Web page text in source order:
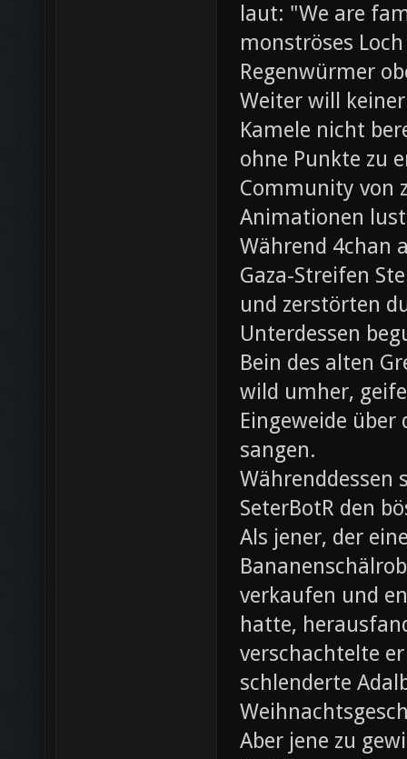
laut: "We are
monströses
Regenwürmer
Weiter will
Kamele nicht
ohne Punkte zu
Community von
Animationen
Während 4chan
Gaza-Streifen
und zerstörten
Unterdessen
Bein des alten
wild umher,
Eingeweide
sangen.
Währenddessen
SeterBotR den
Als jener, der
verkaufen und
hatte,
verschachtelte
schlenderte
Aber jene zu